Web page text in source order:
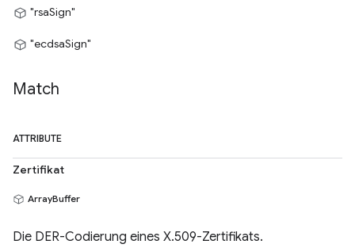
"rsaSign"
"ecdsaSign"
Match
ATTRIBUTE
Zertifikat
ArrayBuffer
Die DER-Codierung eines X.509-Zertifikats.